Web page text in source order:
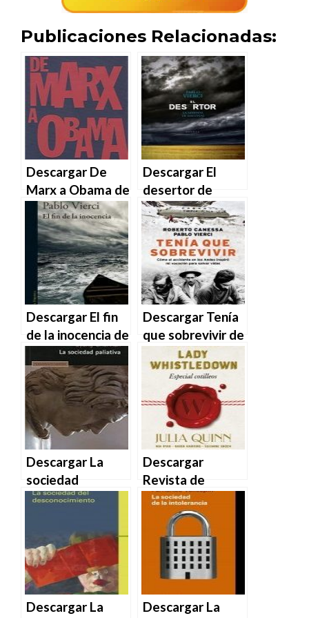
Publicaciones Relacionadas:
Descargar De
Marx a Obama de
Pablo Vierci en
EPUB | PDF |
MOBI
Descargar El
desertor de
Pablo Vierci en
EPUB | PDF |
MOBI
Descargar El fin
de la inocencia de
Pablo Vierci en
EPUB | PDF |
MOBI
Descargar Tenía
que sobrevivir de
Pablo Vierci en
EPUB | PDF |
MOBI
Descargar La
sociedad
paliativa de
en EPUB | PDF |
MOBI
Descargar
Revista de
sociedad de Lady
Whistledown.
Especial cotilleos
de Varios
Autores en EPUB
Descargar La
Descargar La